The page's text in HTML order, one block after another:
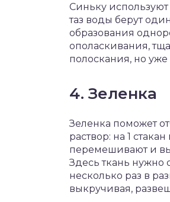
Синьку
таз воды берут
образования
ополаскивания,
полоскания, но уже
4. Зеленка
Зеленка поможет
раствор: на 1
перемешивают и
Здесь ткань нужно
несколько раз в
выкручивая,